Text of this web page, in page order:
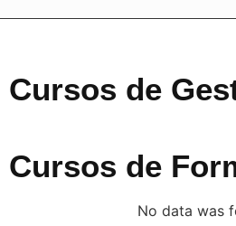
Cursos de
Cursos de
No data was